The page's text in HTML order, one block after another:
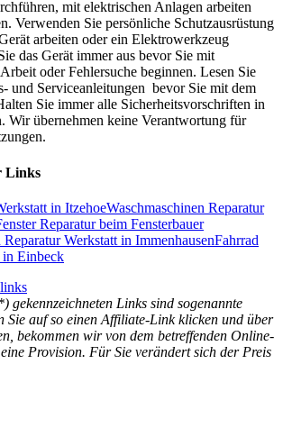
mit elektrischen Anlagen arbeiten
Verwenden Sie persönliche Schutzausrüstung
arbeiten oder ein Elektrowerkzeug
das Gerät immer aus bevor Sie mit
oder Fehlersuche beginnen. Lesen Sie
und Serviceanleitungen bevor Sie mit dem
Sie immer alle Sicherheitsvorschriften in
Wir übernehmen keine Verantwortung für
Links
in ItzehoeWaschmaschinen Reparatur
Reparatur beim Fensterbauer
Reparatur Werkstatt in ImmenhausenFahrrad
in Einbeck
gekennzeichneten Links sind sogenannte
Sie auf so einen Affiliate-Link klicken und über
bekommen wir von dem betreffenden Online-
Provision. Für Sie verändert sich der Preis